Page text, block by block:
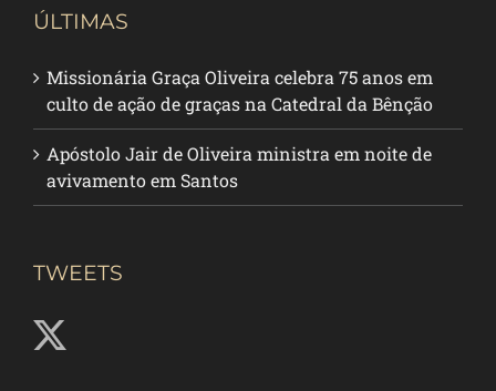
ÚLTIMAS
Missionária Graça Oliveira celebra 75 anos em
culto de ação de graças na Catedral da Bênção
Apóstolo Jair de Oliveira ministra em noite de
avivamento em Santos
TWEETS